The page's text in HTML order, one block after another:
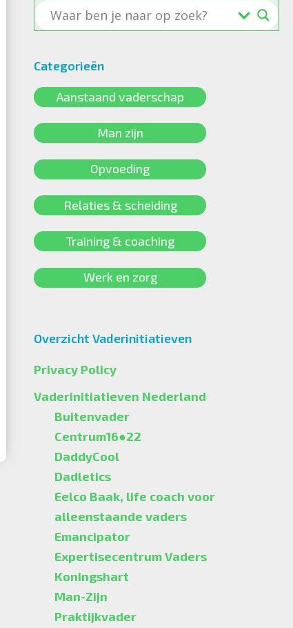
Categorieën
Aanstaand vaderschap
Man zijn
Opvoeding
Relaties & scheiding
Training & coaching
Werk en zorg
Overzicht Vaderinitiatieven
Privacy Policy
Vaderinitiatieven Nederland
Buitenvader
Centrum16●22
DaddyCool
Dadletics
Eelco Baak, life coach voor
alleenstaande vaders
Emancipator
Expertisecentrum Vaders
Koningshart
Man-Zijn
Praktijkvader